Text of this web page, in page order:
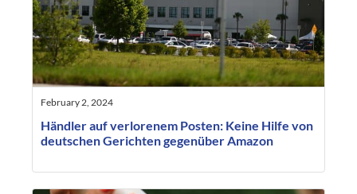
February 2, 2024
Händler auf verlorenem Posten: Keine Hilfe von
deutschen Gerichten gegenüber Amazon